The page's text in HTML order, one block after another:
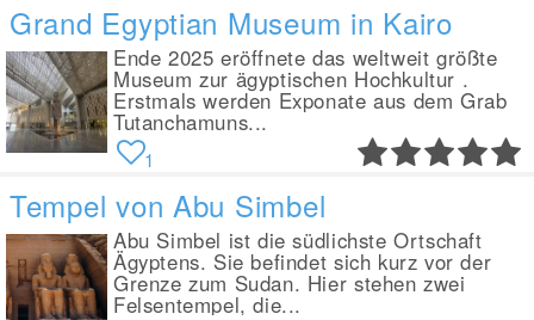
Grand Egyptian Museum in Kairo
Ende 2025 eröffnete das weltweit größte
Museum zur ägyptischen Hochkultur .
Erstmals werden Exponate aus dem Grab
Tutanchamuns...
1
Tempel von Abu Simbel
Abu Simbel ist die südlichste Ortschaft
Ägyptens. Sie befindet sich kurz vor der
Grenze zum Sudan. Hier stehen zwei
Felsentempel, die...